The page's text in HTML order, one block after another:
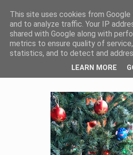
Post Scriptum
Il 2013 è finito. Viva il
This site uses cookies from
and to analyze traffic. Your IP
shared with Google along with
metrics to ensure quality of
statistics, and to detect and
LEARN MORE